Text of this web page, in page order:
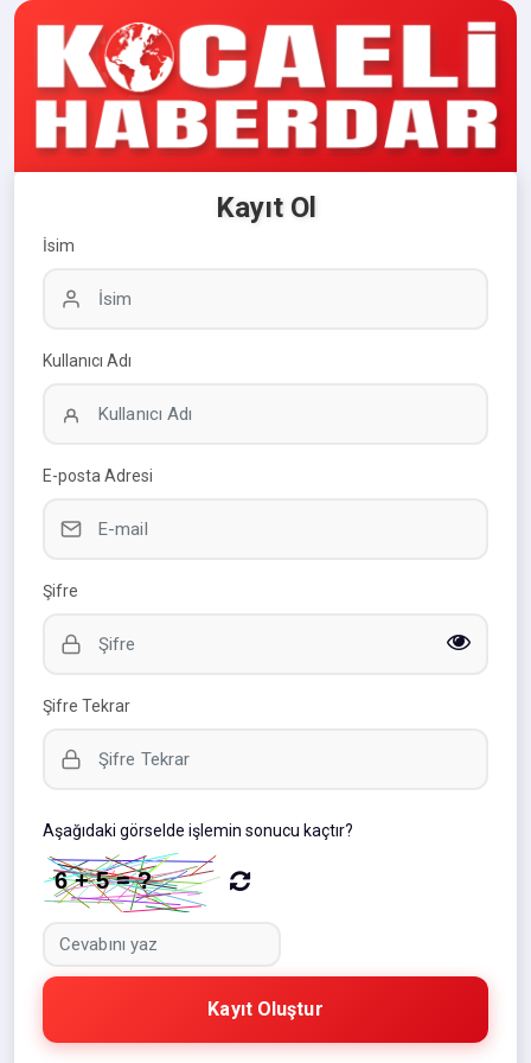
Kayıt Ol
İsim
Kullanıcı Adı
E-posta Adresi
Şifre
Şifre Tekrar
Aşağıdaki görselde işlemin sonucu kaçtır?
Kayıt Oluştur